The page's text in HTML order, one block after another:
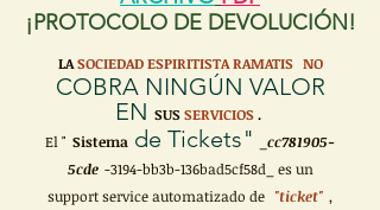
¡PROTOCOLO DE DEVOLUCIÓN!
LA SOCIEDAD ESPIRITISTA RAMATIS NO
COBRA NINGÚN VALOR
EN SUSSERVICIOS.
El " Sistema de Tickets"
_cc781905-
5cde -3194-bb3b-136bad5cf58d_ es un
support service automatizado de "ticket" ,